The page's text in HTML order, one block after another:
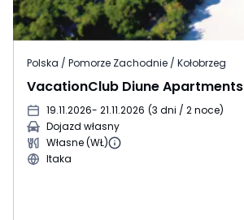
Polska / Pomorze Zachodnie / Kołobrzeg
VacationClub Diune Apartments
19.11.2026- 21.11.2026 (3 dni / 2 noce)
Dojazd własny
Własne (WŁ)
Itaka